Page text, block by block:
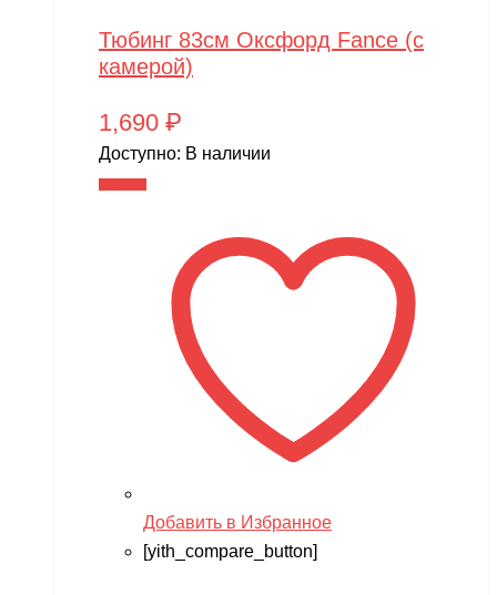
Тюбинг 83см Оксфорд Fance (с
камерой)
1,690 ₽
Доступно: В наличии
Добавить в Избранное
[yith_compare_button]